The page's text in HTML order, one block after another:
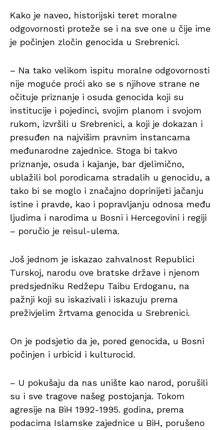
Kako je naveo, historijski teret moralne
odgovornosti proteže se i na sve one u čije ime
je počinjen zločin genocida u Srebrenici.
– Na tako velikom ispitu moralne odgovornosti
nije moguće proći ako se s njihove strane ne
očituje priznanje i osuda genocida koji su
institucije i pojedinci, svojim planom i svojom
rukom, izvršili u Srebrenici, a koji je dokazan i
presuđen na najvišim pravnim instancama
međunarodne zajednice. Stoga bi takvo
priznanje, osuda i kajanje, bar djelimično,
ublažili bol porodicama stradalih u genocidu, a
tako bi se moglo i značajno doprinijeti jačanju
istine i pravde, kao i popravljanju odnosa među
ljudima i narodima u Bosni i Hercegovini i regiji
– poručio je reisul-ulema.
Još jednom je iskazao zahvalnost Republici
Turskoj, narodu ove bratske države i njenom
predsjedniku Redžepu Taibu Erdoganu, na
pažnji koji su iskazivali i iskazuju prema
preživjelim žrtvama genocida u Srebrenici.
On je podsjetio da je, pored genocida, u Bosni
počinjen i urbicid i kulturocid.
– U pokušaju da nas unište kao narod, porušili
su i sve tragove našeg postojanja. Tokom
agresije na BiH 1992-1995. godina, prema
podacima Islamske zajednice u BiH, porušeno